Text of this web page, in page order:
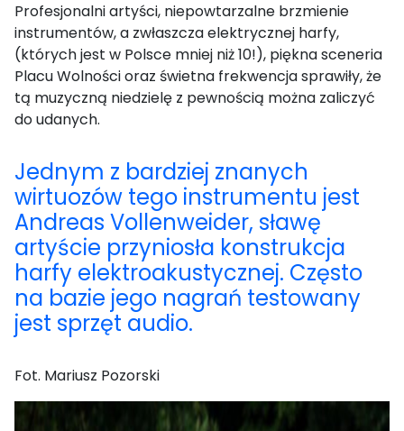
Profesjonalni artyści, niepowtarzalne brzmienie
instrumentów, a zwłaszcza elektrycznej harfy,
(których jest w Polsce mniej niż 10!), piękna sceneria
Placu Wolności oraz świetna frekwencja sprawiły, że
tą muzyczną niedzielę z pewnością można zaliczyć
do udanych.
Jednym z bardziej znanych
wirtuozów tego instrumentu jest
Andreas Vollenweider, sławę
artyście przyniosła konstrukcja
harfy elektroakustycznej. Często
na bazie jego nagrań testowany
jest sprzęt audio.
Fot. Mariusz Pozorski